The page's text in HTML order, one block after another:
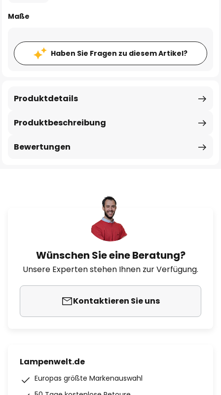
Maße
Haben Sie Fragen zu diesem Artikel?
Produktbeschreibung
Produktdetails
Bewertungen
Wünschen Sie eine Beratung?
Unsere Experten stehen Ihnen zur Verfügung.
Kontaktieren Sie uns
Lampenwelt.de
Europas größte Markenauswahl